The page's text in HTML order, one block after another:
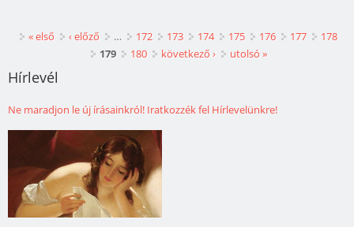
Oldalak
« első ‹ előző … 172 173 174 175 176 177
178
179
180 következő › utolsó »
Hírlevél
Ne maradjon le új írásainkról! Iratkozzék fel Hírlevelünkre!